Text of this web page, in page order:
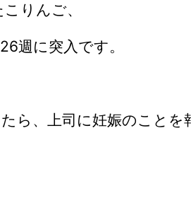
りんご、
週に突入です。
ら、上司に妊娠のことを